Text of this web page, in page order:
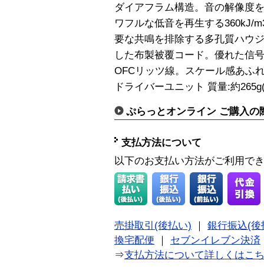
ダイアフラム構造。音の解像度
ワフルな低音を再生する360kJ/
要な共鳴を排除する多孔質ハウ
した布製被覆コード。優れた信
OFCリッツ線。スケール感あふ
ドライバーユニット 質量:約
ぷらっとオンライン ご購入の
支払方法について
以下のお支払い方法がご利用で
売掛取引(後払い) ｜ 銀行振込(後
換宅配便 ｜ セブンイレブン決済
⇒支払方法について詳しくはこ